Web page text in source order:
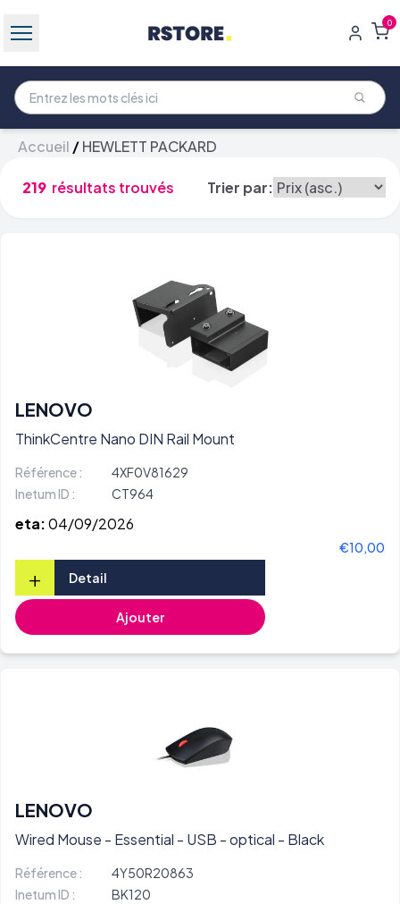
0
Accueil /HEWLETT PACKARD
219 résultats trouvés Trier par:
LENOVO
ThinkCentre Nano DIN Rail Mount
Référence :
4XF0V81629
Inetum ID :
CT964
eta:04/09/2026
€10,00
+ Detail
Ajouter
LENOVO
Wired Mouse - Essential - USB - optical - Black
Référence :
4Y50R20863
Inetum ID :
BK120